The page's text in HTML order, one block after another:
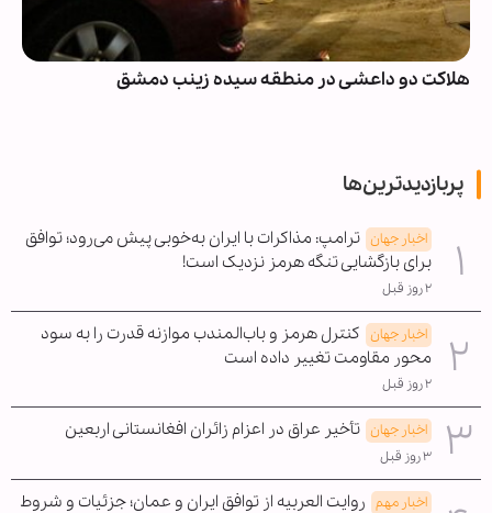
منطقه سیده زینب دمشق
انصارالله: مزدوران و
پربازدیدترین‌ها
اخبار جهان ترامپ: مذاکرات با ایران به‌خوبی پیش می‌رود؛ توافق
برای بازگشایی تنگه هرمز نزدیک است!
۲ روز قبل
اخبار جهان کنترل هرمز و باب‌المندب موازنه قدرت را به سود
محور مقاومت تغییر داده است
۲ روز قبل
اخبار جهان تأخیر عراق در اعزام زائران افغانستانی اربعین
۳ روز قبل
اخبار مهم روایت العربیه از توافق ایران و عمان؛ جزئیات و شروط